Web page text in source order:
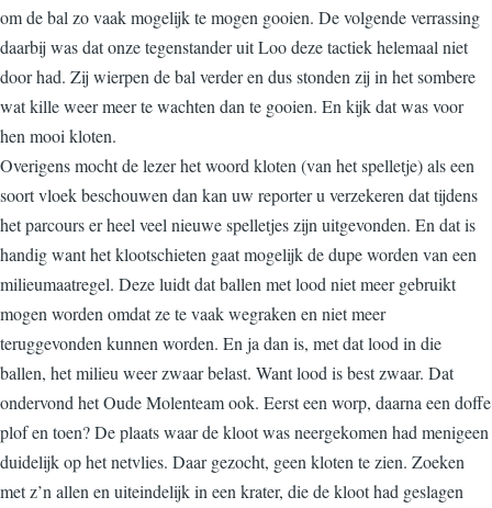
om de bal zo vaak mogelijk te mogen gooien. De volgende verrassing
daarbij was dat onze tegenstander uit Loo deze tactiek helemaal niet
door had. Zij wierpen de bal verder en dus stonden zij in het sombere
wat kille weer meer te wachten dan te gooien. En kijk dat was voor
hen mooi kloten.
Overigens mocht de lezer het woord kloten (van het spelletje) als een
soort vloek beschouwen dan kan uw reporter u verzekeren dat tijdens
het parcours er heel veel nieuwe spelletjes zijn uitgevonden. En dat is
handig want het klootschieten gaat mogelijk de dupe worden van een
milieumaatregel. Deze luidt dat ballen met lood niet meer gebruikt
mogen worden omdat ze te vaak wegraken en niet meer
teruggevonden kunnen worden. En ja dan is, met dat lood in die
ballen, het milieu weer zwaar belast. Want lood is best zwaar. Dat
ondervond het Oude Molenteam ook. Eerst een worp, daarna een doffe
plof en toen? De plaats waar de kloot was neergekomen had menigeen
duidelijk op het netvlies. Daar gezocht, geen kloten te zien. Zoeken
met z’n allen en uiteindelijk in een krater, die de kloot had geslagen